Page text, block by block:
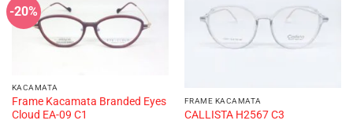
-20%
KACAMATA
Frame Kacamata Branded Eyes
Cloud EA-09 C1
FRAME KACAMATA
CALLISTA H2567 C3